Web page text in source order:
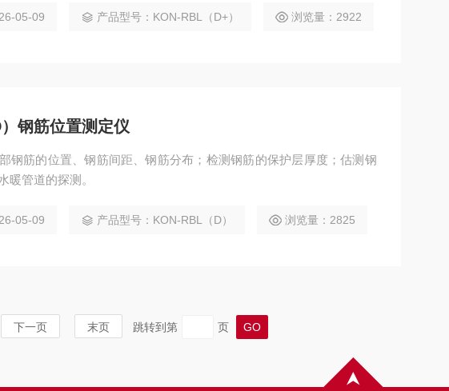
05-09 产品型号：KON-RBL（D+） 浏览量：2922
钢筋位置测定仪
钢筋的位置、钢筋间距、钢筋分布；检测钢筋的保护层厚度；估测钢
暖管道的探测。
05-09 产品型号：KON-RBL（D） 浏览量：2825
下一页 末页 跳转到第 页